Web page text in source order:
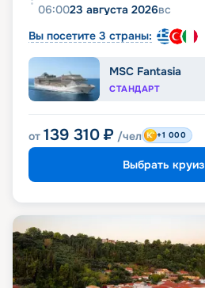
06:0023 августа 2026вс
Вы посетите 3 страны:
MSC Fantasia
СТАНДАРТ
от 139 310 ₽ /чел +1 000
Выбрать круиз